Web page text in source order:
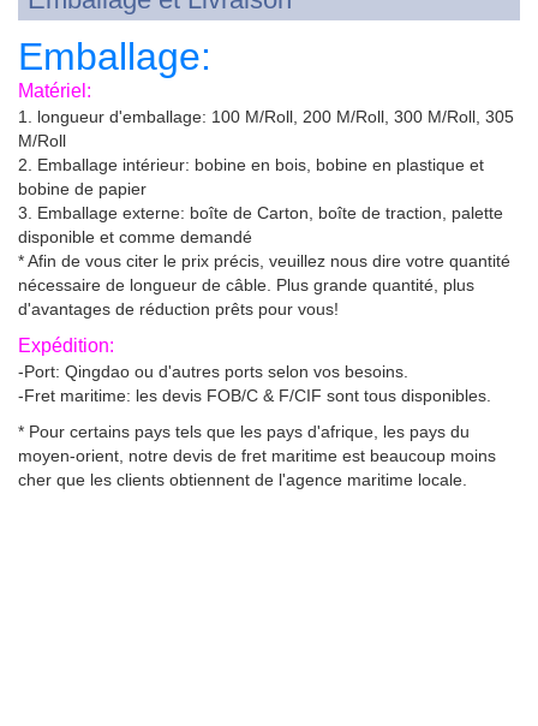
Emballage:
Matériel:
1. longueur d'emballage: 100 M/Roll, 200 M/Roll, 300 M/Roll, 305
M/Roll
2. Emballage intérieur: bobine en bois, bobine en plastique et
bobine de papier
3. Emballage externe: boîte de Carton, boîte de traction, palette
disponible et comme demandé
* Afin de vous citer le prix précis, veuillez nous dire votre quantité
nécessaire de longueur de câble. Plus grande quantité, plus
d'avantages de réduction prêts pour vous!
Expédition:
-Port: Qingdao ou d'autres ports selon vos besoins.
-Fret maritime: les devis FOB/C & F/CIF sont tous disponibles.
* Pour certains pays tels que les pays d'afrique, les pays du
moyen-orient, notre devis de fret maritime est beaucoup moins
cher que les clients obtiennent de l'agence maritime locale.